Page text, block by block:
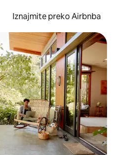
Iznajmite preko Airbnba